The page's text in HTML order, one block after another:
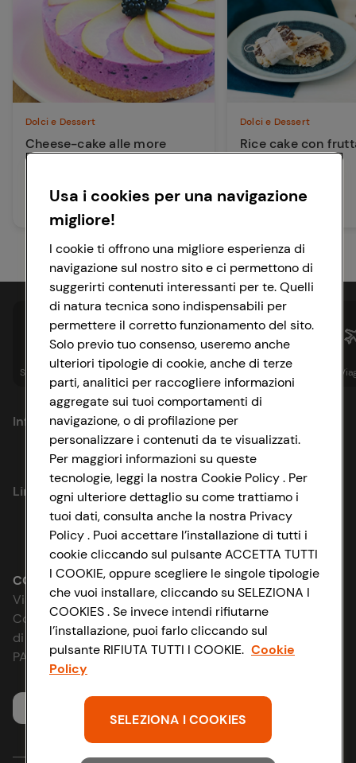
Dolci e Dessert
Cheese-cake alle more
farcita con more e pere
Dolci e Dessert
Rice cake con
50 min
Spesa online Assicurazioni Sapori&
Informazioni
Privacy Policy
Cookie Policy
Impostazioni Cookie
Accessibilità
D&I e Parità di Genere
Strategia Fiscale
Link utili
Lavora con noi
Le cooperative
News & Approfondimenti
Richiami prodotto
Whistleblowing
CONAD SOCIETÀ COOPERATIVA
Via Michelino, 59 | 40127 BOLOGNA
Codice Fiscale e Registro Imprese
di Bologna 00865960157
PARTITA IVA 03320960374
Usa i cookies per una navigazione
migliore!
I cookie ti offrono una migliore esperienza di
navigazione sul nostro sito e ci permettono di
suggerirti contenuti interessanti per te. Quelli
di natura tecnica sono indispensabili per
permettere il corretto funzionamento del sito.
Solo previo tuo consenso, useremo anche
ulteriori tipologie di cookie, anche di terze
parti, analitici per raccogliere informazioni
aggregate sui tuoi comportamenti di
navigazione, o di profilazione per
personalizzare i contenuti da te visualizzati.
Per maggiori informazioni su queste
tecnologie, leggi la nostra Cookie Policy . Per
ogni ulteriore dettaglio su come trattiamo i
tuoi dati, consulta anche la nostra Privacy
Policy . Puoi accettare l’installazione di tutti i
cookie cliccando sul pulsante ACCETTA TUTTI
I COOKIE, oppure scegliere le singole tipologie
che vuoi installare, cliccando su SELEZIONA I
COOKIES . Se invece intendi rifiutarne
l’installazione, puoi farlo cliccando sul
pulsante RIFIUTA TUTTI I COOKIE. Cookie
Policy
SELEZIONA I COOKIES